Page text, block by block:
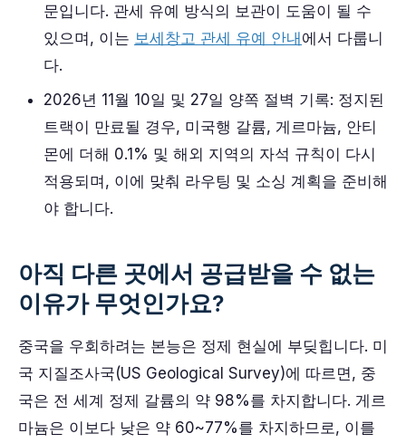
문입니다. 관세 유예 방식의 보관이 도움이 될 수
있으며, 이는 보세창고 관세 유예 안내에서 다룹니
다.
2026년 11월 10일 및 27일 양쪽 절벽 기록: 정지된
트랙이 만료될 경우, 미국행 갈륨, 게르마늄, 안티
몬에 더해 0.1% 및 해외 지역의 자석 규칙이 다시
적용되며, 이에 맞춰 라우팅 및 소싱 계획을 준비해
야 합니다.
아직 다른 곳에서 공급받을 수 없는
이유가 무엇인가요?
중국을 우회하려는 본능은 정제 현실에 부딪힙니다. 미
국 지질조사국(US Geological Survey)에 따르면, 중
국은 전 세계 정제 갈륨의 약 98%를 차지합니다. 게르
마늄은 이보다 낮은 약 60~77%를 차지하므로, 이를